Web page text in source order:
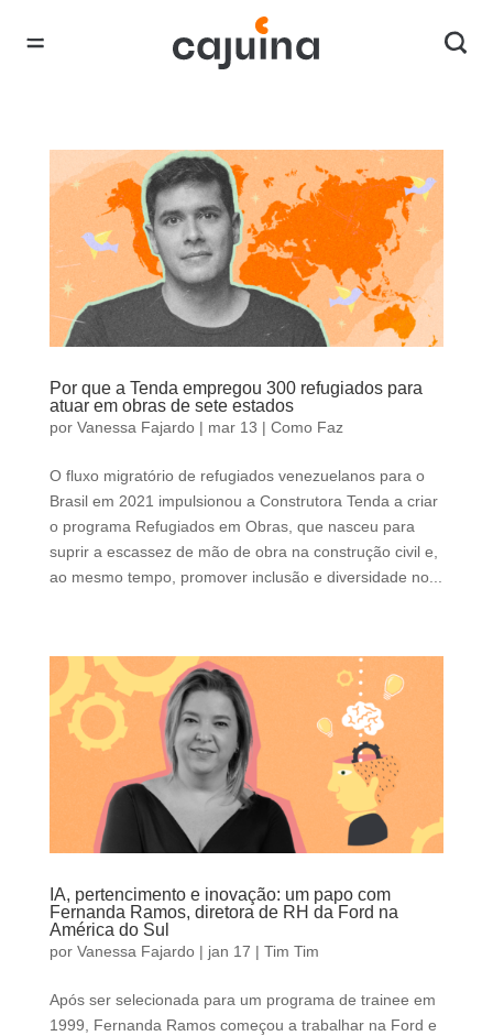
Por que a Tenda empregou 300 refugiados para
atuar em obras de sete estados
por Vanessa Fajardo| mar 13 | Como Faz
O fluxo migratório de refugiados venezuelanos para o
Brasil em 2021 impulsionou a Construtora Tenda a criar
o programa Refugiados em Obras, que nasceu para
suprir a escassez de mão de obra na construção civil e,
ao mesmo tempo, promover inclusão e diversidade no...
IA, pertencimento e inovação: um papo com
Fernanda Ramos, diretora de RH da Ford na
América do Sul
por Vanessa Fajardo| jan 17 | Tim Tim
Após ser selecionada para um programa de trainee em
1999, Fernanda Ramos começou a trabalhar na Ford e